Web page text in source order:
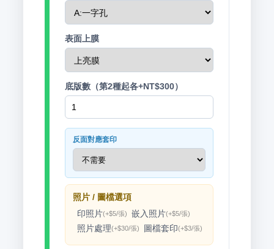
表面上膜
底版數（第2種起各+NT$300）
反面對應套印
照片 / 圖檔選項
印照片(+$5/張) 嵌入照片(+$5/張)
照片處理(+$30/張) 圖檔套印(+$3/張)